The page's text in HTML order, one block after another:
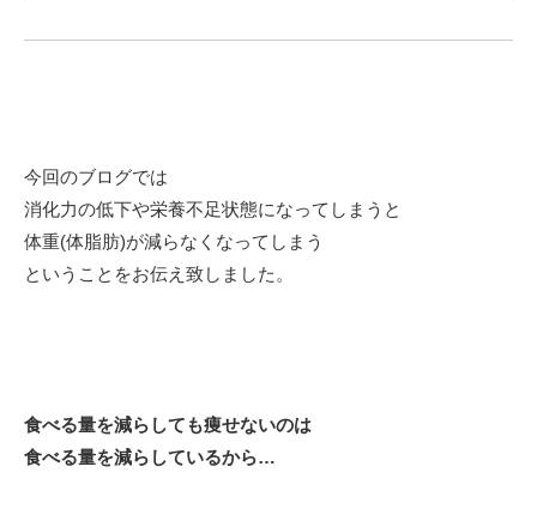
今回のブログでは
消化力の低下や栄養不足状態になってしまうと
体重(体脂肪)が減らなくなってしまう
ということをお伝え致しました。
食べる量を減らしても痩せないのは
食べる量を減らしているから…